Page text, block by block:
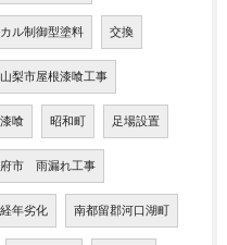
ル制御型塗料 交換
山梨市屋根漆喰工事
漆喰 昭和町 足場設置
市 雨漏れ工事
年劣化 南都留郡河口湖町